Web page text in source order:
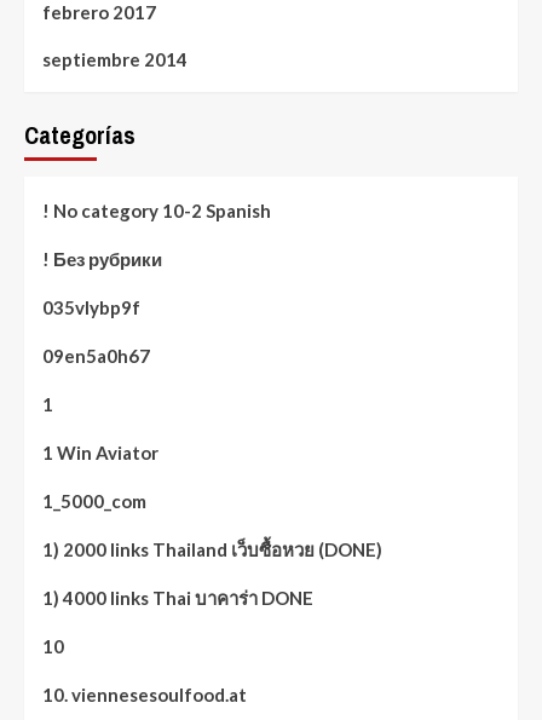
febrero 2017
septiembre 2014
Categorías
! No category 10-2 Spanish
! Без рубрики
035vlybp9f
09en5a0h67
1
1 Win Aviator
1_5000_com
1) 2000 links Thailand เว็บซื้อหวย (DONE)
1) 4000 links Thai บาคาร่า DONE
10
10. viennesesoulfood.at